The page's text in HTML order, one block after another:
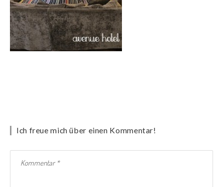
Ich freue mich über einen Kommentar!